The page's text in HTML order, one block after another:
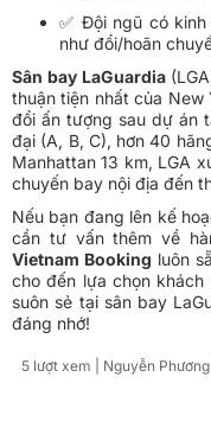
✅ Đội ngũ có
như đổi/hoãn
Sân bay LaGuardia
thuận tiện nhất của New
đổi ấn tượng sau dự án
đại (A, B, C), hơn 40
Manhattan 13 km, LGA
chuyến bay nội địa đến
Nếu bạn đang lên kế
cần tư vấn thêm về
Vietnam Booking luôn
cho đến lựa chọn
suôn sẻ tại sân bay
đáng nhớ!
5 lượt xem | Nguyễn